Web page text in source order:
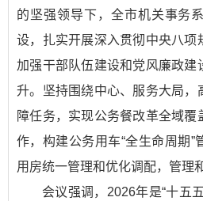
的坚强领导下，全市机关事务
设，扎实开展深入贯彻中央八项
加强干部队伍建设和党风廉政建
升。坚持围绕中心、服务大局，
障任务，实现公务餐改革全域
作，构建公务用车“全生命周期
用房统一管理和优化调配，管理
会议强调，2026年是“十五